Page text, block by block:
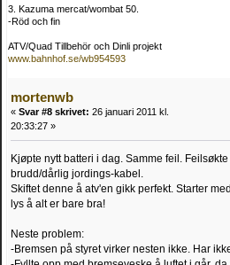
3. Kazuma mercat/wombat 50.
-Röd och fin
ATV/Quad Tillbehör och Dinli projekt
www.bahnhof.se/wb954593
mortenwb
« Svar #8 skrivet: 26 januari 2011 kl.
20:33:27 »
Kjøpte nytt batteri i dag. Samme feil.
brudd/dårlig jordings-kabel.
Skiftet denne å atv'en gikk perfekt. Starter
lys å alt er bare bra!
Neste problem:
-Bremsen på styret virker nesten ikke. Har